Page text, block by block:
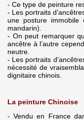
- Ce type de peinture
- Les portraits
une posture
mandarin).
- On peut remarquer
ancêtre à l’autre
neutre.
- Les portraits
nécessité de
dignitaire chinois.
La peinture Chinoise
- Vendu en France